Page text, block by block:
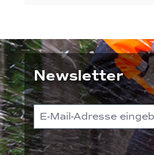
Newsletter